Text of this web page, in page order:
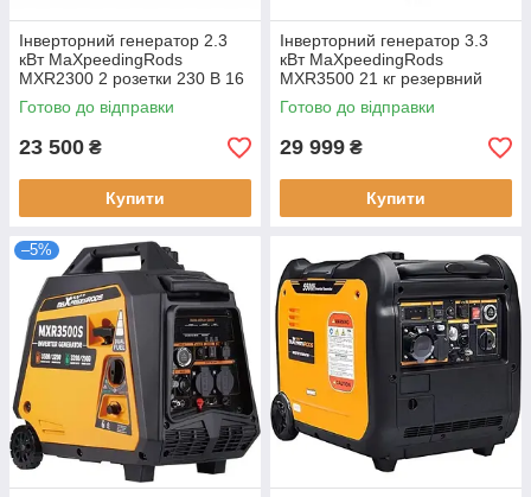
Інверторний генератор 2.3
кВт MaXpeedingRods
MXR2300 2 розетки 230 В 16
А портативний вага 18.5 кг
Готово до відправки
23 500 ₴
Купити
Інверторний генератор 3.3
кВт MaXpeedingRods
MXR3500 21 кг резервний
генератор 2 розетки 230 В 2
порти USB
Готово до відправки
29 999 ₴
Купити
–5%